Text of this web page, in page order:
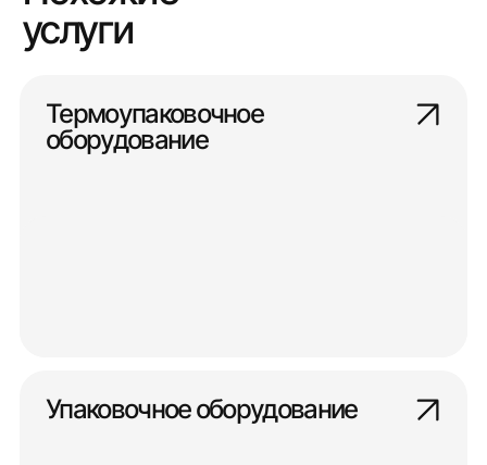
услуги
Термоупаковочное
оборудование
Упаковочное оборудование